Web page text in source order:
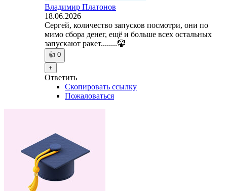
Владимир Платонов
18.06.2026
Сергей, количество запусков посмотри, они по
мимо сбора денег, ещё и больше всех остальных
запускают ракет........🤡
👍 0
+
Ответить
Скопировать ссылку
Пожаловаться